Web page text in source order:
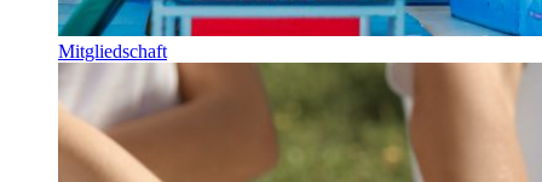
Mitgliedschaft